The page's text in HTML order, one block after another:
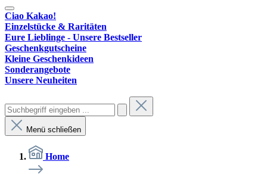
Ciao Kakao!
Einzelstücke & Raritäten
Eure Lieblinge - Unsere Bestseller
Geschenkgutscheine
Kleine Geschenkideen
Sonderangebote
Unsere Neuheiten
Menü schließen
Home